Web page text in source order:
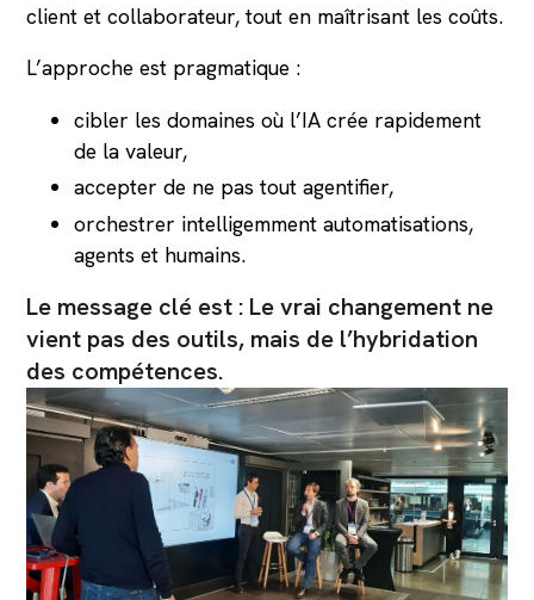
client et collaborateur, tout en maîtrisant les coûts.
L’approche est pragmatique :
cibler les domaines où l’IA crée rapidement
de la valeur,
accepter de ne pas tout agentifier,
orchestrer intelligemment automatisations,
agents et humains.
Le message clé est : Le vrai changement ne
vient pas des outils, mais de l’hybridation
des compétences.